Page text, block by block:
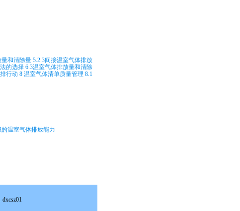
和清除量 5.2.3间接温室气体排放
的选择 6.3温室气体排放量和清除
行动 8 温室气体清单质量管理 8.1
温室气体排放能力